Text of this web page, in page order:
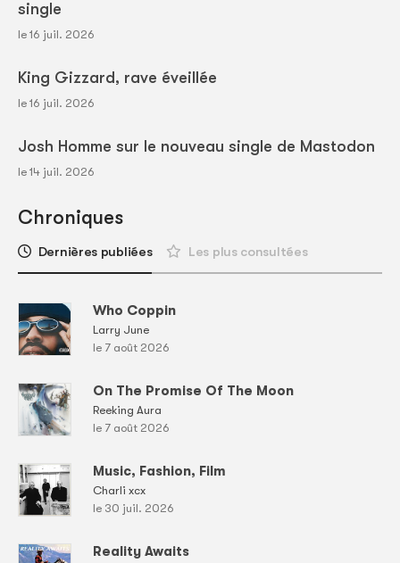
single
le 16 juil. 2026
King Gizzard, rave éveillée
le 16 juil. 2026
Josh Homme sur le nouveau single de Mastodon
le 14 juil. 2026
Chroniques
Dernières publiées Les plus consultées
Who Coppin
Larry June
le 7 août 2026
On The Promise Of The Moon
Reeking Aura
le 7 août 2026
Music, Fashion, Film
Charli xcx
le 30 juil. 2026
Reality Awaits